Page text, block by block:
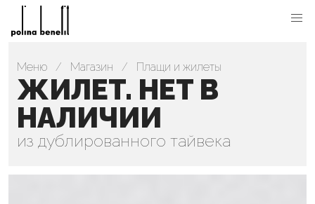
Меню Магазин Плащи и жилеты
ЖИЛЕТ. НЕТ В
НАЛИЧИИ
из дублированного тайвека